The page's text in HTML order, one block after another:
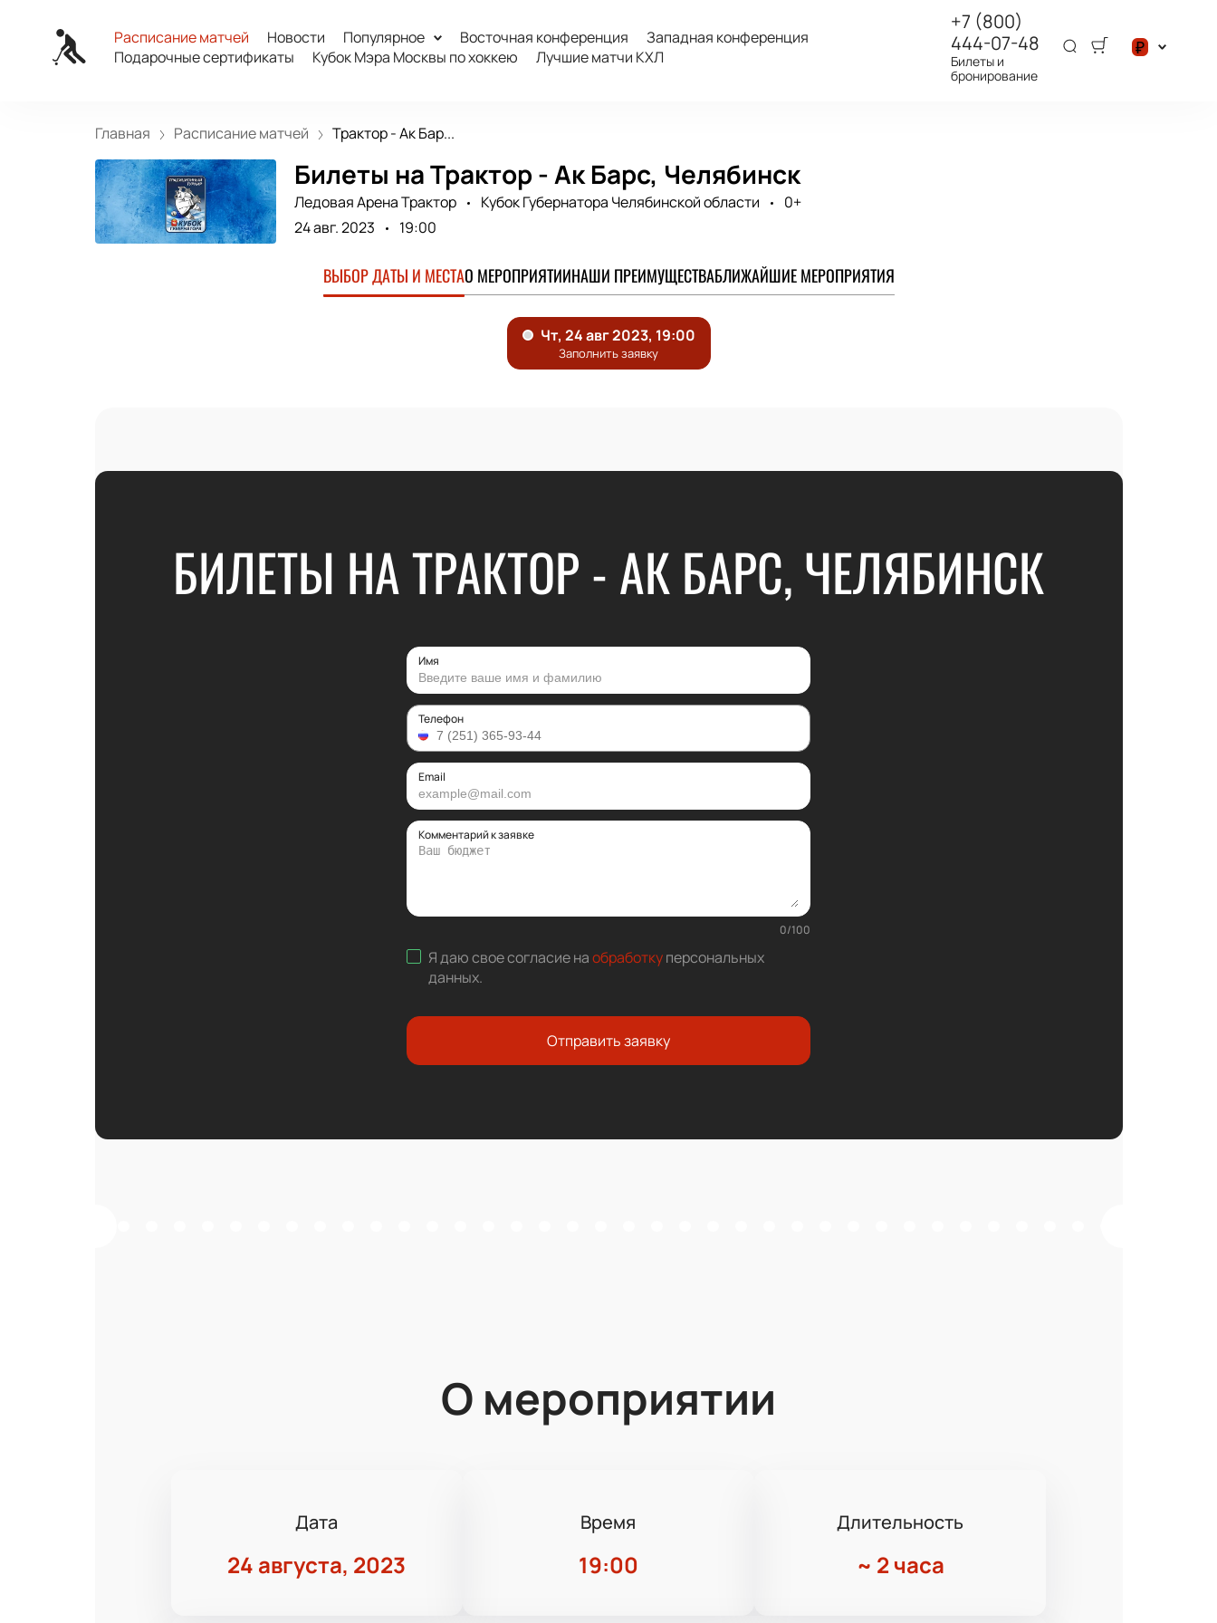
Расписание матчей Новости Популярное Восточная конференция
Западная конференция
Подарочные сертификаты
Кубок Мэра Москвы по хоккею Лучшие матчи КХЛ
+7 (800)
444-07-48
Билеты и
бронирование
₽
Главная Расписание матчей Трактор - Ак Бар...
Билеты на Трактор - Ак Барс, Челябинск
Ледовая Арена Трактор Кубок Губернатора Челябинской области
0+
24 авг. 2023
19:00
ВЫБОР ДАТЫ И МЕСТАО МЕРОПРИЯТИИНАШИ ПРЕИМУЩЕСТВАБЛИЖАЙШИЕ МЕРОПРИЯТИЯ
БИЛЕТЫ НА ТРАКТОР - АК БАРС, ЧЕЛЯБИНСК
Имя
Телефон
Email
Комментарий к заявке
0/100
Я даю свое согласие наобработкуперсональных
данных.
Отправить заявку
О мероприятии
Дата
24 августа, 2023
Время
19:00
Длительность
~ 2 часа